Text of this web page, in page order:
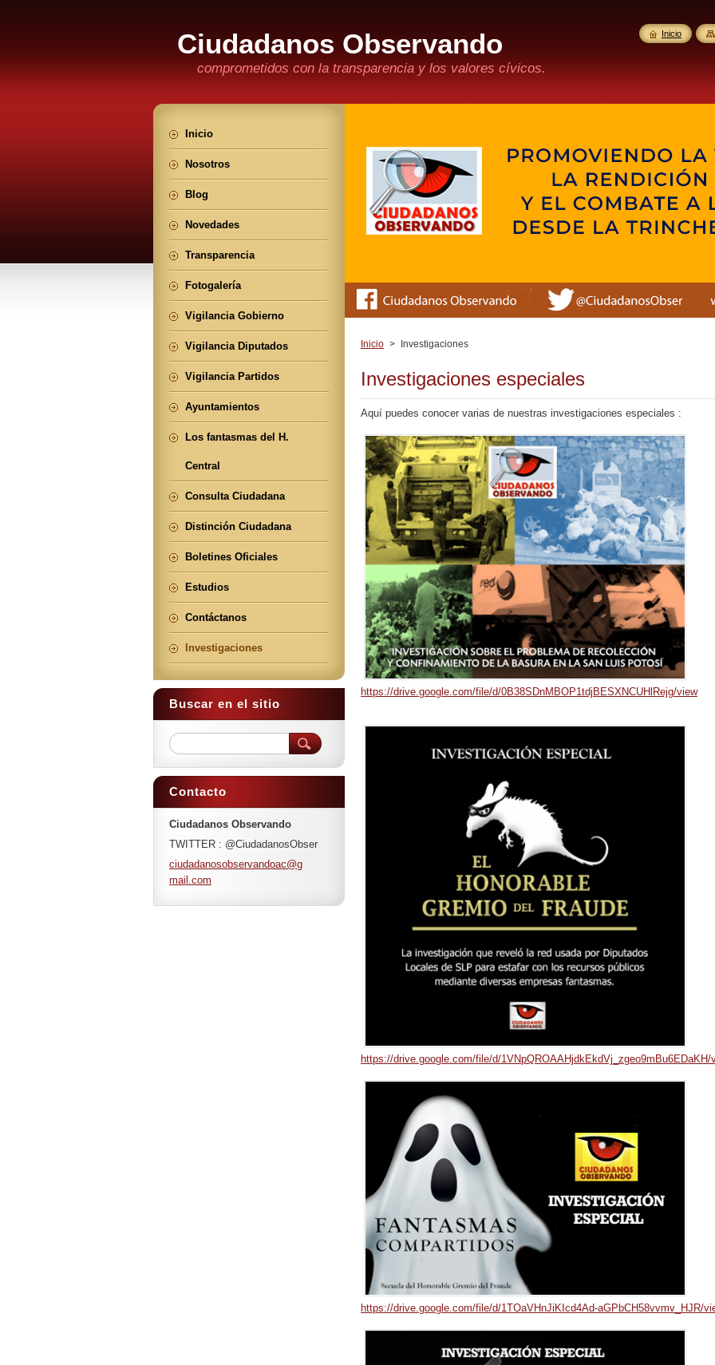
Ciudadanos Observando
comprometidos con la transparencia y los valores cívicos.
Inicio > Investigaciones
Investigaciones especiales
Aquí puedes conocer varias de nuestras investigaciones especiales :
https://drive.google.com/file/d/0B38SDnMBOP1tdjBESXNCUHlRejg/view
https://drive.google.com/file/d/1VNpQROAAHjdkEkdVj_zgeo9mBu6EDaKH/
https://drive.google.com/file/d/1TOaVHnJiKIcd4Ad-aGPbCH58vvmv_HJR/
Inicio
Nosotros
Blog
Novedades
Transparencia
Fotogalería
Vigilancia Gobierno
Vigilancia Diputados
Vigilancia Partidos
Ayuntamientos
Los fantasmas del H.
Central
Consulta Ciudadana
Distinción Ciudadana
Boletines Oficiales
Estudios
Contáctanos
Investigaciones
Buscar en el sitio
Contacto
Ciudadanos Observando
TWITTER : @CiudadanosObser
ciudadanosobservandoac@g
mail.com
Inicio